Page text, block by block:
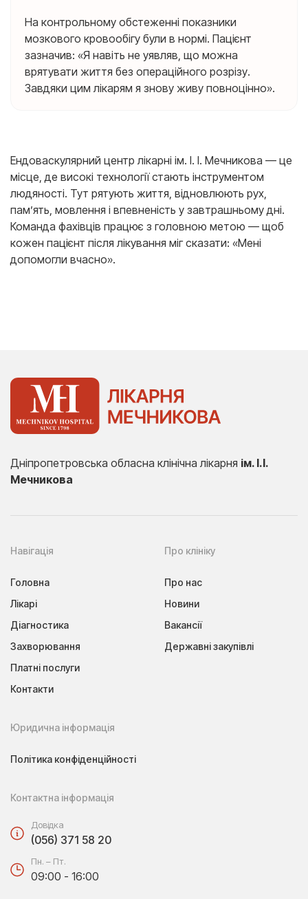
На контрольному обстеженні показники
мозкового кровообігу були в нормі. Пацієнт
зазначив: «Я навіть не уявляв, що можна
врятувати життя без операційного розрізу.
Завдяки цим лікарям я знову живу повноцінно».
Ендоваскулярний центр лікарні ім. І. І. Мечникова — це
місце, де високі технології стають інструментом
людяності. Тут рятують життя, відновлюють рух,
пам’ять, мовлення і впевненість у завтрашньому дні.
Команда фахівців працює з головною метою — щоб
кожен пацієнт після лікування міг сказати: «Мені
допомогли вчасно».
Дніпропетровська обласна клінічна лікарня ім. І.І.
Мечникова
Навігація
Головна
Лікарі
Діагностика
Захворювання
Платні послуги
Контакти
Про клініку
Про нас
Новини
Вакансії
Державні закупівлі
Юридична інформація
Політика конфіденційності
Контактна інформація
Довідка
(056) 371 58 20
Пн. – Пт.
09:00 - 16:00